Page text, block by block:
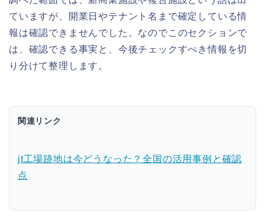
ていますが、開業日やテナント名まで確定している情
報は確認できませんでした。なのでこのセクションで
は、確認できる事実と、今後チェックすべき情報を切
り分けて整理します。
関連リンク
jt工場跡地は今どうなった？全国の活用事例と確認
点